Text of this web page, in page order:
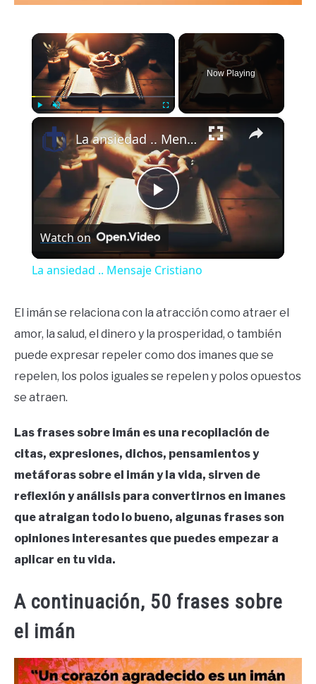
×
Now Playing
×
Play
Video
La ansiedad .. Mensaje Cristiano
Watch on
La ansiedad .. Mensaje Cristiano
El imán se relaciona con la atracción como atraer el
amor, la salud, el dinero y la prosperidad, o también
puede expresar repeler como dos imanes que se
repelen, los polos iguales se repelen y polos opuestos
se atraen.
Las frases sobre imán es una recopilación de
citas, expresiones, dichos, pensamientos y
metáforas sobre el imán y la vida, sirven de
reflexión y análisis para convertirnos en imanes
que atraigan todo lo bueno, algunas frases son
opiniones interesantes que puedes empezar a
aplicar en tu vida.
A continuación, 50 frases sobre
el imán